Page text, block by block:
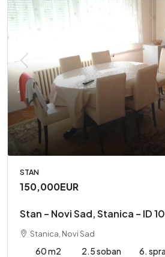
STAN
150,000EUR
Stan – Novi Sad, Stanica – ID
Stanica, Novi Sad
60 m2 2.5 soban 6.